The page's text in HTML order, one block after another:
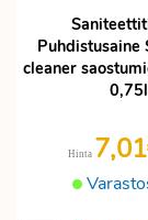
Puhdistusaine
cleaner
0,75l
Hinta